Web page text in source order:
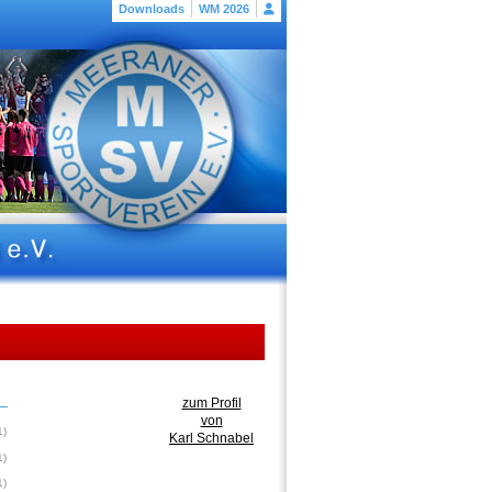
Downloads WM 2026
zum Profil
von
Karl Schnabel